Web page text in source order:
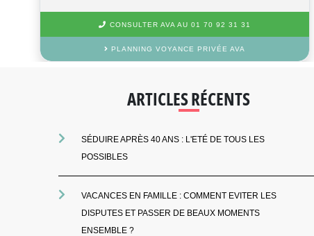
CONSULTER BELEN AU 01 70 92 31 31
PLANNING VOYANCE PRIVÉE BELEN
ARTICLES RÉCENTS
SÉDUIRE APRÈS 40 ANS : L'ETÉ DE TOUS LES
POSSIBLES
VACANCES EN FAMILLE : COMMENT EVITER LES
DISPUTES ET PASSER DE BEAUX MOMENTS
ENSEMBLE ?